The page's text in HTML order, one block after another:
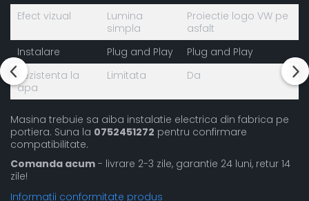
Efect vizual
Lumina
simpla
Proiectie logo VW pe
asfalt
Instalare
Plug and Play
Plug and Play
Rezistenta la
apa
Limitata Da
Masina trebuie sa aiba instalatie electrica din fabrica pe
portiera. Suna la 0752451272 pentru confirmare
compatibilitate.
Comanda acum - livrare 2-3 zile, garantie 24 luni, retur 14
zile!
Informatii conformitate produs